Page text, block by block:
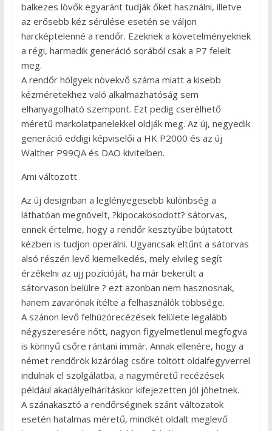
balkezes lövők egyaránt tudják őket használni, illetve
az erősebb kéz sérülése esetén se váljon
harcképtelenné a rendőr. Ezeknek a követelményeknek
a régi, harmadik generáció sorából csak a P7 felelt
meg.
A rendőr hölgyek növekvő száma miatt a kisebb
kézméretekhez való alkalmazhatóság sem
elhanyagolható szempont. Ezt pedig cserélhető
méretű markolatpanelekkel oldják meg. Az új, negyedik
generáció eddigi képviselői a HK P2000 és az új
Walther P99QA és DAO kivitelben.
Ami változott
Az új designban a leglényegesebb különbség a
láthatóan megnövelt, ?kipocakosodott? sátorvas,
ennek értelme, hogy a rendőr kesztyűbe bújtatott
kézben is tudjon operálni. Ugyancsak eltűnt a sátorvas
alsó részén levő kiemelkedés, mely elvileg segít
érzékelni az ujj pozícióját, ha már bekerült a
sátorvason belülre ? ezt azonban nem hasznosnak,
hanem zavarónak ítélte a felhasználók többsége.
A szánon levő felhúzórecézések felülete legalább
négyszeresére nőtt, nagyon figyelmetlenül megfogva
is könnyű csőre rántani immár. Annak ellenére, hogy a
német rendőrök kizárólag csőre töltött oldalfegyverrel
indulnak el szolgálatba, a nagyméretű recézések
például akadályelhárításkor kifejezetten jól jöhetnek.
A szánakasztó a rendőrséginek szánt változatok
esetén hatalmas méretű, mindkét oldalt meglevő